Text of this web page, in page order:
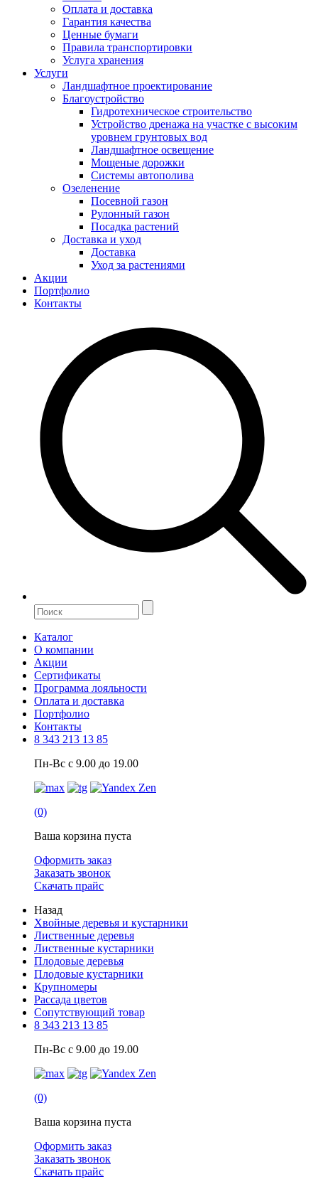
Оплата и доставка
Гарантия качества
Ценные бумаги
Правила транспортировки
Услуга хранения
Услуги
Ландшафтное проектирование
Благоустройство
Гидротехническое строительство
Устройство дренажа на участке с высоким
уровнем грунтовых вод
Ландшафтное освещение
Мощеные дорожки
Системы автополива
Озеленение
Посевной газон
Рулонный газон
Посадка растений
Доставка и уход
Доставка
Уход за растениями
Акции
Портфолио
Контакты
Каталог
О компании
Акции
Сертификаты
Программа лояльности
Оплата и доставка
Портфолио
Контакты
8 343 213 13 85
Пн-Вс с 9.00 до 19.00
(0)
Ваша корзина пуста
Оформить заказ
Заказать звонок
Скачать прайс
Назад
Хвойные деревья и кустарники
Лиственные деревья
Лиственные кустарники
Плодовые деревья
Плодовые кустарники
Крупномеры
Рассада цветов
Сопутствующий товар
8 343 213 13 85
Пн-Вс с 9.00 до 19.00
(0)
Ваша корзина пуста
Оформить заказ
Заказать звонок
Скачать прайс